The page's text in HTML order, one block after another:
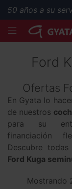
a su servicio
MENÚ
Ford
Ofertas
En Gyata lo
de nuestros
para su
financiación
Descubre
Ford Kuga
Mostrando